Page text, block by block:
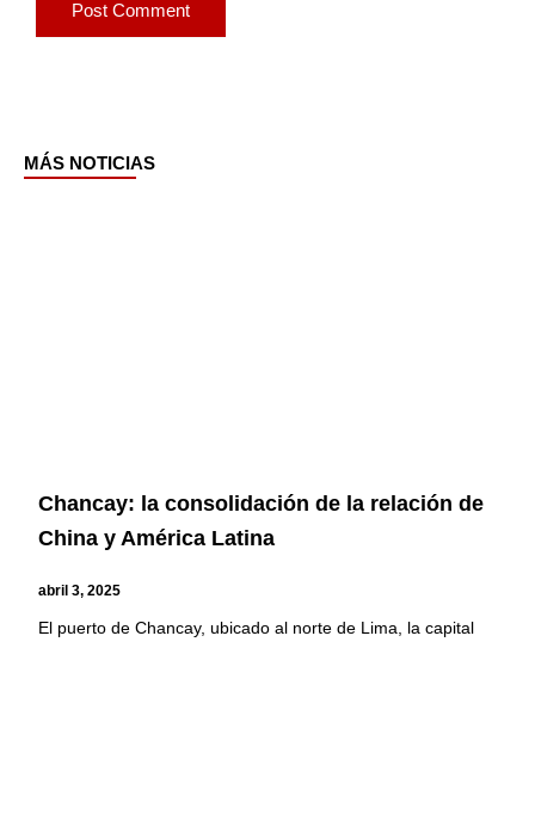
MÁS NOTICIAS
Chancay: la consolidación de la relación de
China y América Latina
abril 3, 2025
El puerto de Chancay, ubicado al norte de Lima, la capital